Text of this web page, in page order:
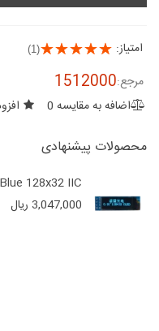
امتیاز: (1)
مرجع:1512000
اضافه به مقایسه 0
محصولات پیشنهادی
128x32 IIC /...
3,047,000 ریال